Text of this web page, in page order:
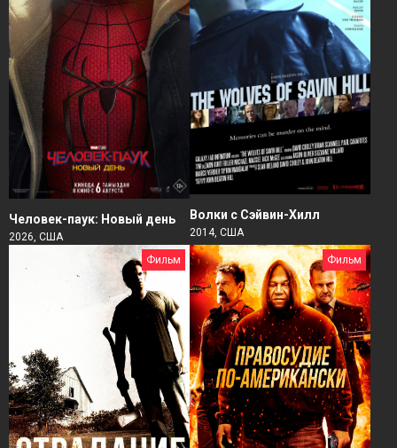
Человек-паук: Новый день
2026, США
Волки с Сэйвин-Хилл
2014, США
Фильм Фильм